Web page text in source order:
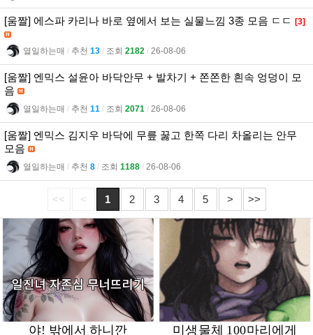
[움짤] 에스파 카리나 바로 옆에서 보는 실물느낌 3종 모음 ㄷㄷ [3]
열일하는매 l 추천 13 l 조회 2182 l 26-08-06
[움짤] 엔믹스 설윤아 바닥안무 + 발차기 + 쫀쫀한 흰속 엉덩이 모
음
열일하는매 l 추천 11 l 조회 2071 l 26-08-06
[움짤] 엔믹스 김지우 바닥에 무릎 꿇고 한쪽 다리 차올리는 안무
모음
열일하는매 l 추천 8 l 조회 1188 l 26-08-06
<< < 1 2 3 4 5 > >>